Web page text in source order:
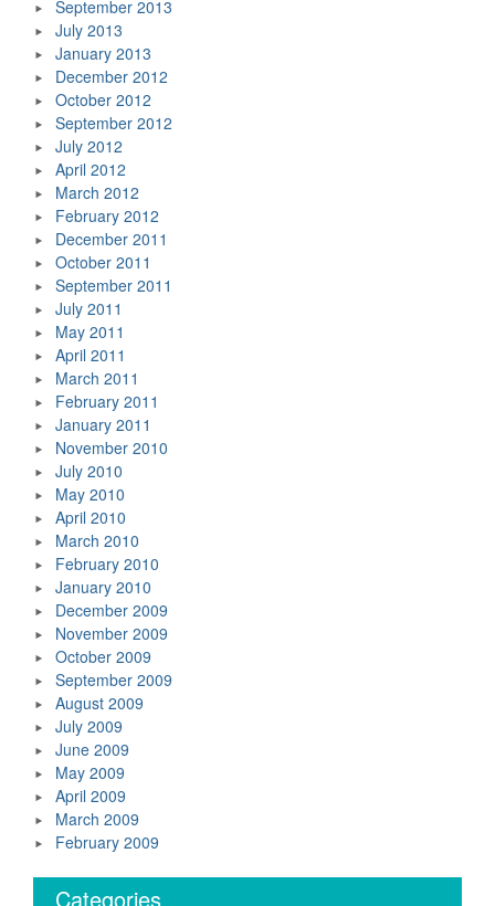
September 2013
July 2013
January 2013
December 2012
October 2012
September 2012
July 2012
April 2012
March 2012
February 2012
December 2011
October 2011
September 2011
July 2011
May 2011
April 2011
March 2011
February 2011
January 2011
November 2010
July 2010
May 2010
April 2010
March 2010
February 2010
January 2010
December 2009
November 2009
October 2009
September 2009
August 2009
July 2009
June 2009
May 2009
April 2009
March 2009
February 2009
Categories